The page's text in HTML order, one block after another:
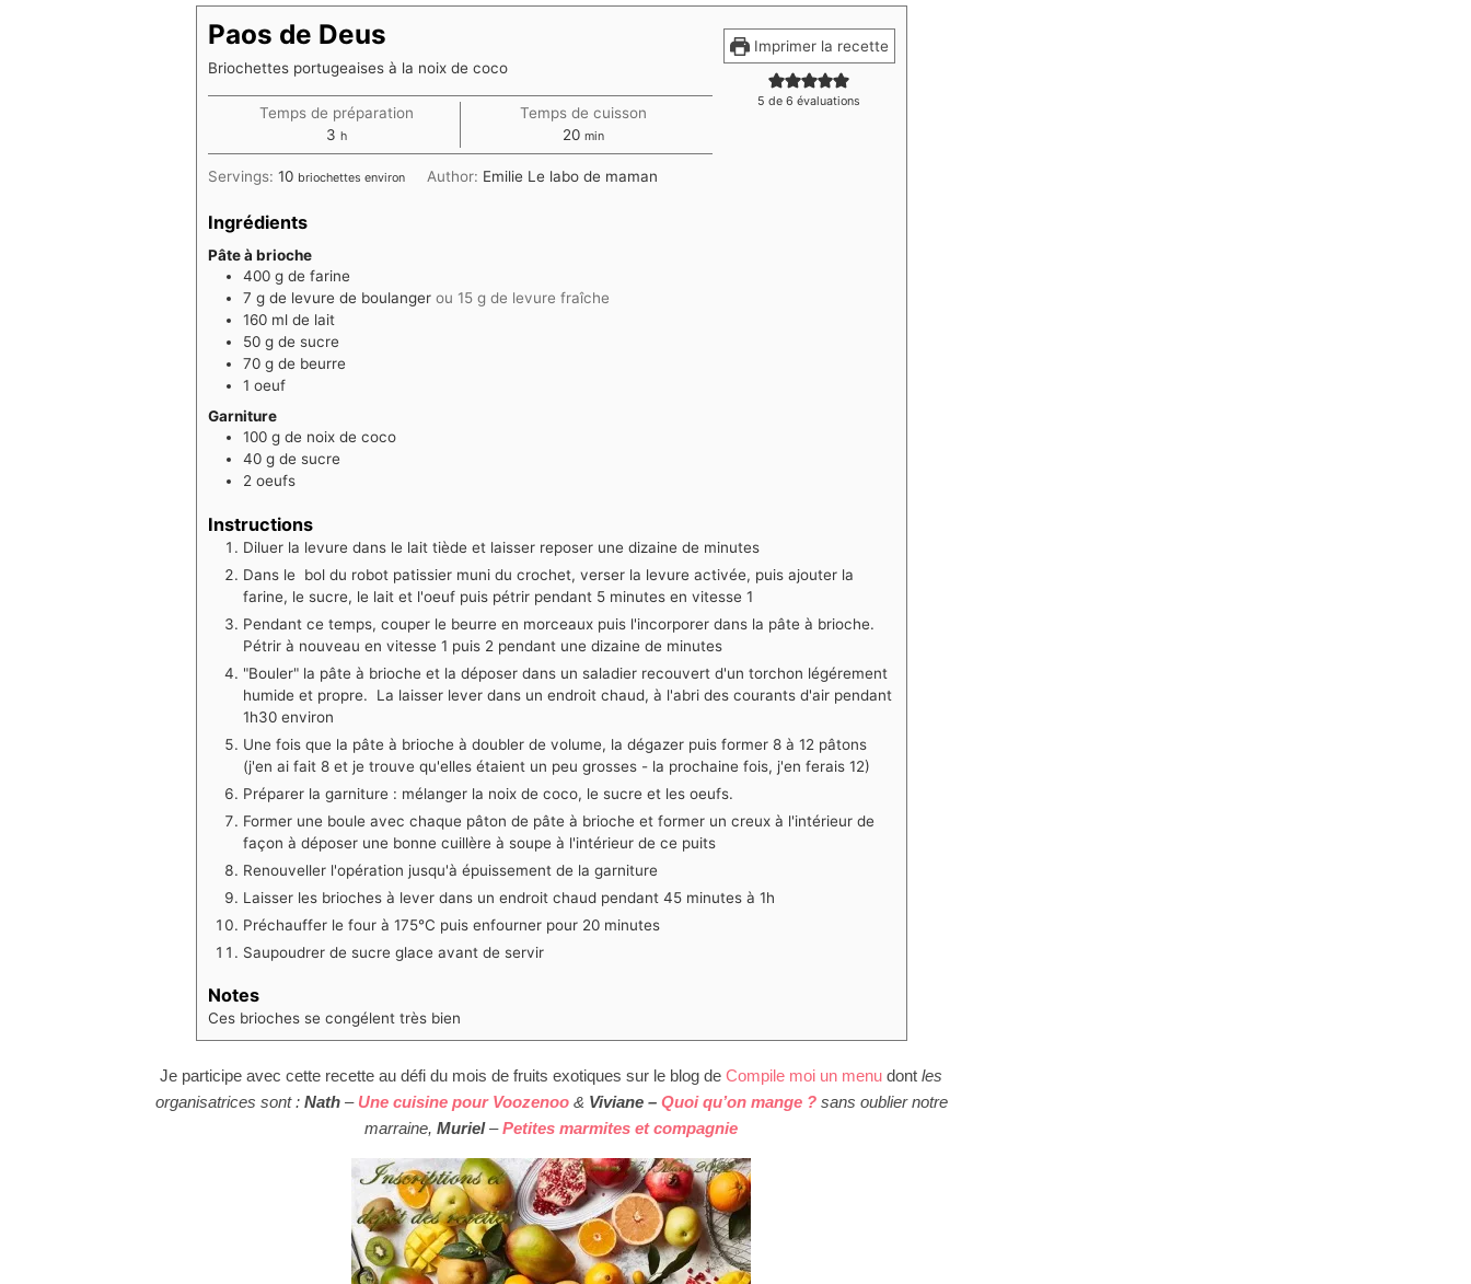
Imprimer la recette
5 de6 évaluations
Paos de Deus
Briochettes portugeaises à la noix de coco
Temps de préparation
3heures
h
Temps de cuisson
20minutes
min
Servings: 10 briochettes environ Author: Emilie Le labo de maman
Ingrédients
Pâte à brioche
400 g de farine
7 g de levure de boulanger ou 15 g de levure fraîche
160 ml de lait
50 g de sucre
70 g de beurre
1 oeuf
Garniture
100 g de noix de coco
40 g de sucre
2 oeufs
Instructions
Diluer la levure dans le lait tiède et laisser reposer une dizaine de minutes
Dans le bol du robot patissier muni du crochet, verser la levure activée, puis ajouter la
farine, le sucre, le lait et l'oeuf puis pétrir pendant 5 minutes en vitesse 1
Pendant ce temps, couper le beurre en morceaux puis l'incorporer dans la pâte à brioche.
Pétrir à nouveau en vitesse 1 puis 2 pendant une dizaine de minutes
"Bouler" la pâte à brioche et la déposer dans un saladier recouvert d'un torchon légérement
humide et propre. La laisser lever dans un endroit chaud, à l'abri des courants d'air pendant
1h30 environ
Une fois que la pâte à brioche à doubler de volume, la dégazer puis former 8 à 12 pâtons
(j'en ai fait 8 et je trouve qu'elles étaient un peu grosses - la prochaine fois, j'en ferais 12)
Préparer la garniture : mélanger la noix de coco, le sucre et les oeufs.
Former une boule avec chaque pâton de pâte à brioche et former un creux à l'intérieur de
façon à déposer une bonne cuillère à soupe à l'intérieur de ce puits
Renouveller l'opération jusqu'à épuissement de la garniture
Laisser les brioches à lever dans un endroit chaud pendant 45 minutes à 1h
Préchauffer le four à 175°C puis enfourner pour 20 minutes
Saupoudrer de sucre glace avant de servir
Notes
Ces brioches se congélent très bien
Je participe avec cette recette au défi du mois de fruits exotiques sur le blog de Compile moi un menu dont les
organisatrices sont : Nath– Une cuisine pour Voozenoo& Viviane – Quoi qu’on mange ? sans oublier notre
marraine, Muriel– Petites marmites et compagnie